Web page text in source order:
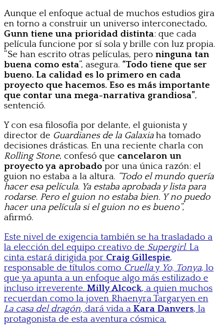
Aunque el enfoque actual de muchos estudios gira
en torno a construir un universo interconectado,
Gunn tiene una prioridad distinta: que cada
película funcione por sí sola y brille con luz propia.
“Se han escrito otras películas, pero ninguna tan
buena como esta”, asegura. “Todo tiene que ser
bueno. La calidad es lo primero en cada
proyecto que hacemos. Eso es más importante
que contar una mega-narrativa grandiosa”,
sentenció.
Y con esa filosofía por delante, el guionista y
director de Guardianes de la Galaxiaha tomado
decisiones drásticas. En una reciente charla con
Rolling Stone, confesó que cancelaron un
proyecto ya aprobado por una única razón: el
guion no estaba a la altura. “Todo el mundo quería
hacer esa película. Ya estaba aprobada y lista para
rodarse. Pero el guion no estaba bien. Y no puedo
hacer una película si el guion no es bueno”,
afirmó.
Este nivel de exigencia también se ha trasladado a
la elección del equipo creativo de Supergirl. La
cinta estará dirigida por Craig Gillespie,
responsable de títulos como Cruellay Yo, Tonya, lo
que ya apunta a un enfoque algo más estilizado e
incluso irreverente. Milly Alcock, a quien muchos
recuerdan como la joven Rhaenyra Targaryen en
La casa del dragón, dará vida a Kara Danvers, la
protagonista de esta aventura cósmica.